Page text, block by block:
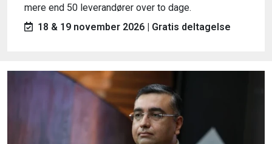
mere end 50 leverandører over to dage.
18 & 19 november 2026 | Gratis deltagelse